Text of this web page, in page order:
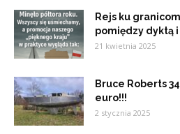
Rejs ku
pomiędzy dyktą
21 kwietnia 2025
Bruce Roberts
euro!!!
2 stycznia 2025